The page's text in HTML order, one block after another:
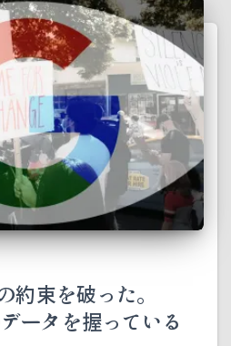
束を破った。
ータを握っている